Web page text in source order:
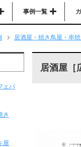
事例一覧
居酒屋・焼き鳥屋・串
居酒屋［
ェバ
き
屋